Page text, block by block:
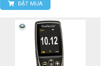
UNI-T UTi220B
ĐẶT MUA